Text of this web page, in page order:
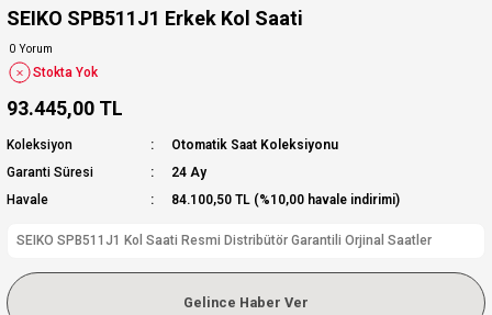
SEIKO SPB511J1 Erkek Kol Saati
0 Yorum
Stokta Yok
93.445,00 TL
Koleksiyon
Otomatik Saat Koleksiyonu
Garanti Süresi
24 Ay
Havale
84.100,50 TL (%10,00 havale indirimi)
SEIKO SPB511J1 Kol Saati Resmi Distribütör Garantili Orjinal Saatler
Gelince Haber Ver